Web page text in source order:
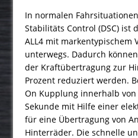
In normalen
Stabilitäts Control (DSC) ist
ALL4 mit markentypischem
unterwegs. Dadurch
der Kraftübertragung zur
Prozent reduziert werden.
On Kupplung innerhalb
Sekunde mit Hilfe einer
für eine Übertragung von
Hinterräder. Die schnelle